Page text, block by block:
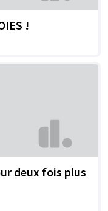
!
deux fois plus